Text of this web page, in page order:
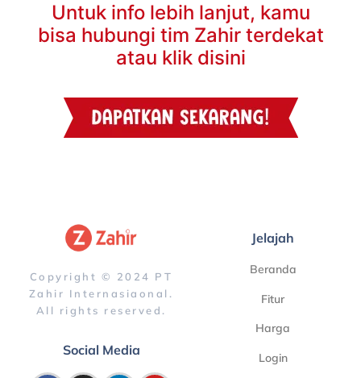
Untuk info lebih lanjut, kamu
bisa hubungi tim Zahir terdekat
atau klik disini
Copyright © 2024 PT
Zahir Internasiaonal.
All rights reserved.
Social Media
Jelajah
Beranda
Fitur
Harga
Login